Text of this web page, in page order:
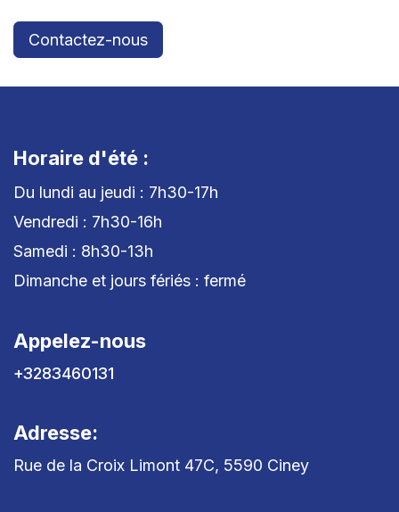
Contactez-nous
Horaire d'été :
Du lundi au jeudi : 7h30-17h
Vendredi : 7h30-16h
Samedi : 8h30-13h
Dimanche et jours fériés : fermé
Appelez-nous
+3283460131
Adresse:
Rue de la Croix Limont 47C, 5590 Ciney